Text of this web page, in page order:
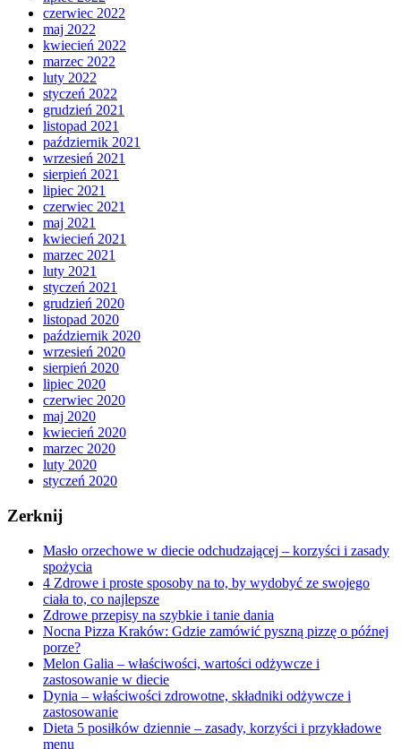
czerwiec 2022
maj 2022
kwiecień 2022
marzec 2022
luty 2022
styczeń 2022
grudzień 2021
listopad 2021
październik 2021
wrzesień 2021
sierpień 2021
lipiec 2021
czerwiec 2021
maj 2021
kwiecień 2021
marzec 2021
luty 2021
styczeń 2021
grudzień 2020
listopad 2020
październik 2020
wrzesień 2020
sierpień 2020
lipiec 2020
czerwiec 2020
maj 2020
kwiecień 2020
marzec 2020
luty 2020
styczeń 2020
Zerknij
Masło orzechowe w diecie odchudzającej – korzyści i zasady
spożycia
4 Zdrowe i proste sposoby na to, by wydobyć ze swojego
ciała to, co najlepsze
Zdrowe przepisy na szybkie i tanie dania
Nocna Pizza Kraków: Gdzie zamówić pyszną pizzę o późnej
porze?
Melon Galia – właściwości, wartości odżywcze i
zastosowanie w diecie
Dynia – właściwości zdrowotne, składniki odżywcze i
zastosowanie
Dieta 5 posiłków dziennie – zasady, korzyści i przykładowe
menu